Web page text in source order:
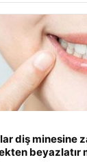
diş minesine
beyazlatır